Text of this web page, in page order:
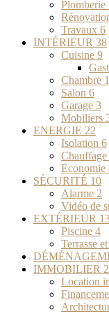
Plomberie
Travaux 6
INTÉRIEUR 38
Cuisine 9
Chambre
Salon 6
Garage 3
Mobiliers
ENERGIE 22
Isolation 6
Chauffage
Economie
SÉCURITÉ 10
Alarme 2
Vidéo de
EXTÉRIEUR
Piscine 4
Terrasse
IMMOBILIER
Location